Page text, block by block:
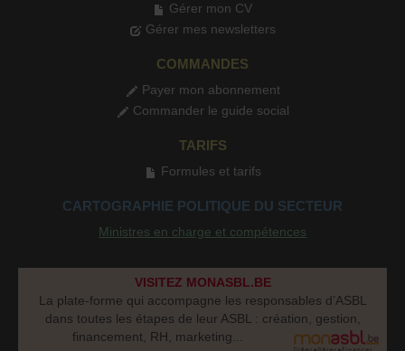
Gérer mon CV
Gérer mes newsletters
COMMANDES
Payer mon abonnement
Commander le guide social
TARIFS
Formules et tarifs
CARTOGRAPHIE POLITIQUE DU SECTEUR
Ministres en charge et compétences
VISITEZ MONASBL.BE
La plate-forme qui accompagne les responsables d’ASBL
dans toutes les étapes de leur ASBL : création, gestion,
financement, RH, marketing...